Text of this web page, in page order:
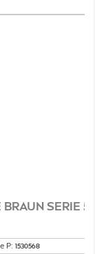
5 À